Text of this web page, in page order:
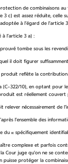
de combinaisons
3 c) est assez réduite,
à l’égard de
l’article 3 a) :
tombe sous les
il doit figurer
produit reflète la
(C-322/10), en optant
est réellement
relever nécessairement de
l’ensemble des
du « spécifiquement
complexe et parfois
juge qu’on ne se
puisse protéger la